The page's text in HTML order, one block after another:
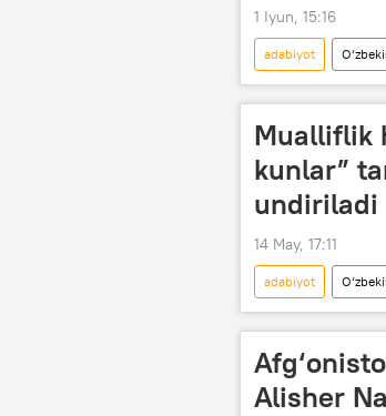
1 Iyun, 15:16
adabiyot
Shavkat Mirziyoyev
Mualliflik
kunlar”
undiriladi
14 May, 17:11
adabiyot
Alisher